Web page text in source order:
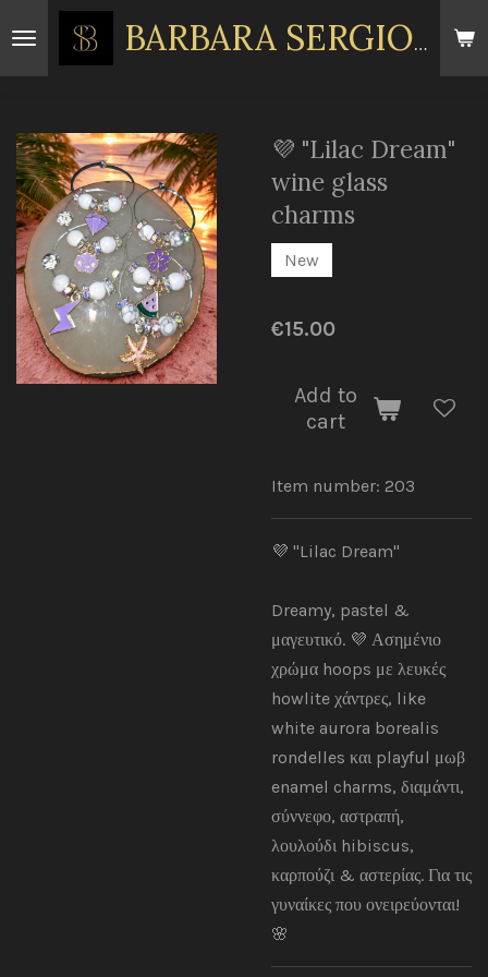
BARBARA SERGIOU
💜 "Lilac Dream"
wine glass
charms
New
€15.00
Add to
cart
Item number: 203
💜 "Lilac Dream"
Dreamy, pastel &
μαγευτικό. 💜 Ασημένιο
χρώμα hoops με λευκές
howlite χάντρες, like
white aurora borealis
rondelles και playful μωβ
enamel charms, διαμάντι,
σύννεφο, αστραπή,
λουλούδι hibiscus,
καρπούζι & αστερίας. Για τις
γυναίκες που ονειρεύονται!
🌸